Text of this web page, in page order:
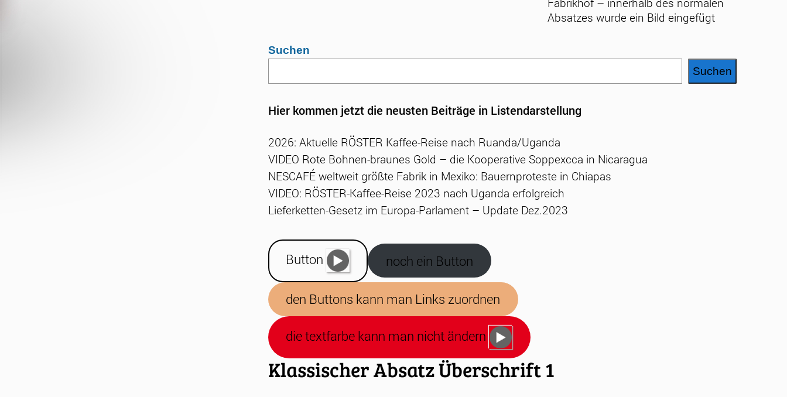
Absatzes wurde ein Bild eingefügt
Suchen
Suchen
Hier kommen jetzt die neusten Beiträge in Listendarstellung
2026: Aktuelle RÖSTER Kaffee-Reise nach Ruanda/Uganda
VIDEO Rote Bohnen-braunes Gold – die Kooperative Soppexcca in Nicaragua
NESCAFÉ weltweit größte Fabrik in Mexiko: Bauernproteste in Chiapas
VIDEO: RÖSTER-Kaffee-Reise 2023 nach Uganda erfolgreich
Lieferketten-Gesetz im Europa-Parlament – Update Dez.2023
Button noch ein Button
den Buttons kann man Links zuordnen
die textfarbe kann man nicht ändern
Klassischer Absatz Überschrift 1